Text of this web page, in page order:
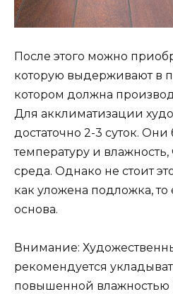
После этого можно
которую выдерживают в
котором должна
Для акклиматизации
достаточно 2-3 суток. Они
температуру и
среда. Однако не стоит
как уложена подложка, то
основа.
Внимание:
рекомендуется
повышенной влажностью